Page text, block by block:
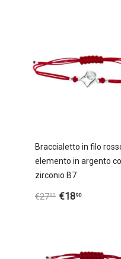
Braccialetto in filo
elemento in argento
zirconio B7
€2790 €1890